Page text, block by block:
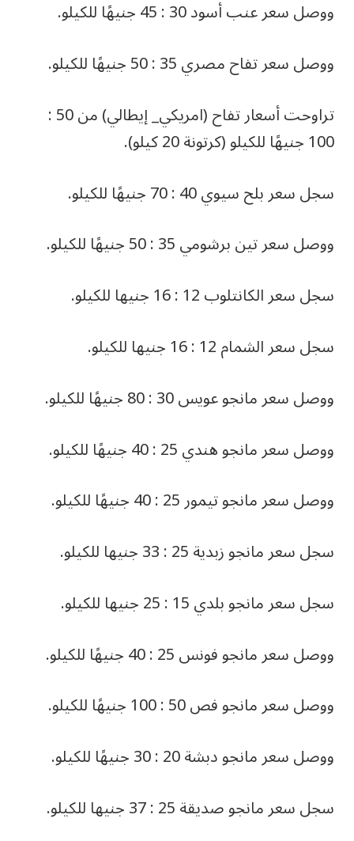
ووصل سعر عنب أسود 30 : 45 جنيهًا للكيلو.
ووصل سعر تفاح مصري 35 : 50 جنيهًا للكيلو.
تراوحت أسعار تفاح (امريكي_ إيطالي) من 50 :
100 جنيهًا للكيلو (كرتونة 20 كيلو).
سجل سعر بلح سيوي 40 : 70 جنيهًا للكيلو.
ووصل سعر تين برشومي 35 : 50 جنيهًا للكيلو.
سجل سعر الكانتلوب 12 : 16 جنيها للكيلو.
سجل سعر الشمام 12 : 16 جنيها للكيلو.
ووصل سعر مانجو عويس 30 : 80 جنيهًا للكيلو.
ووصل سعر مانجو هندي 25 : 40 جنيهًا للكيلو.
ووصل سعر مانجو تيمور 25 : 40 جنيهًا للكيلو.
سجل سعر مانجو زبدية 25 : 33 جنيها للكيلو.
سجل سعر مانجو بلدي 15 : 25 جنيها للكيلو.
ووصل سعر مانجو فونس 25 : 40 جنيهًا للكيلو.
ووصل سعر مانجو فص 50 : 100 جنيهًا للكيلو.
ووصل سعر مانجو دبشة 20 : 30 جنيهًا للكيلو.
سجل سعر مانجو صديقة 25 : 37 جنيها للكيلو.